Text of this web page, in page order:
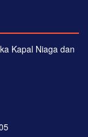
Kapal Niaga dan